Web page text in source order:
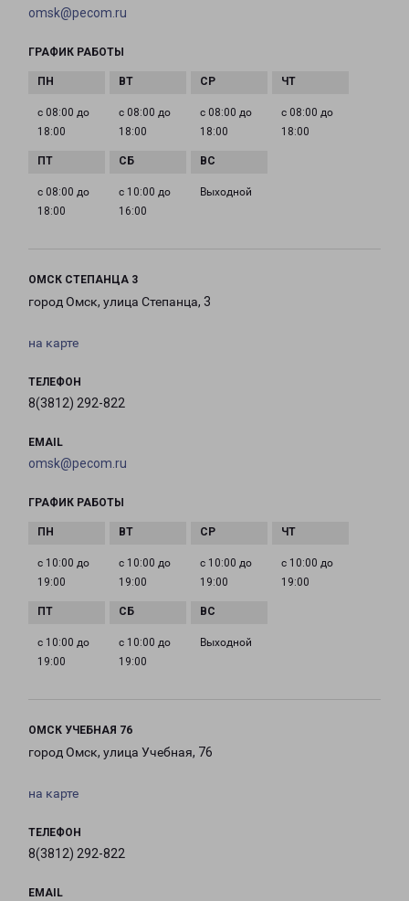
omsk@pecom.ru
ГРАФИК РАБОТЫ
с 08:00 до
18:00
с 08:00 до
18:00
с 08:00 до
18:00
с 08:00 до
18:00
с 08:00 до
18:00
с 10:00 до
16:00
Выходной
ОМСК СТЕПАНЦА 3
город Омск, улица Степанца, 3
на карте
ТЕЛЕФОН
8(3812) 292-822
EMAIL
omsk@pecom.ru
ГРАФИК РАБОТЫ
с 10:00 до
19:00
с 10:00 до
19:00
с 10:00 до
19:00
с 10:00 до
19:00
с 10:00 до
19:00
с 10:00 до
19:00
Выходной
ОМСК УЧЕБНАЯ 76
город Омск, улица Учебная, 76
на карте
ТЕЛЕФОН
8(3812) 292-822
EMAIL